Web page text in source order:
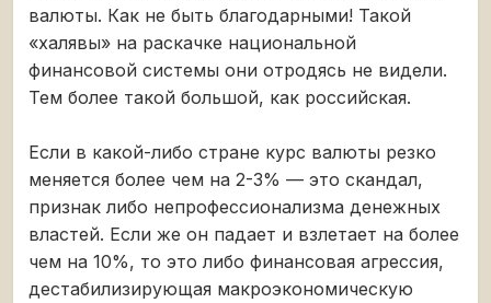
валюты. Как не быть благодарными! Такой
«халявы» на раскачке национальной
финансовой системы они отродясь не видели.
Тем более такой большой, как российская.
Если в какой-либо стране курс валюты резко
меняется более чем на 2-3% — это скандал,
признак либо непрофессионализма денежных
властей. Если же он падает и взлетает на более
чем на 10%, то это либо финансовая агрессия,
дестабилизирующая макроэкономическую